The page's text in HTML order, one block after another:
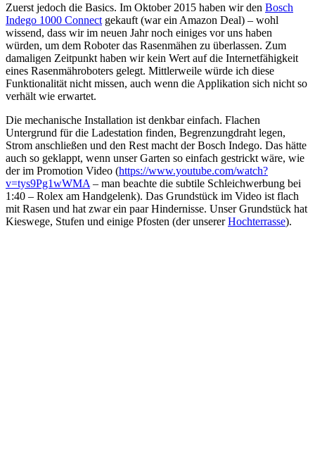
Zuerst jedoch die Basics. Im Oktober 2015 haben wir den Bosch
Indego 1000 Connect gekauft (war ein Amazon Deal) – wohl
wissend, dass wir im neuen Jahr noch einiges vor uns haben
würden, um dem Roboter das Rasenmähen zu überlassen. Zum
damaligen Zeitpunkt haben wir kein Wert auf die Internetfähigkeit
eines Rasenmähroboters gelegt. Mittlerweile würde ich diese
Funktionalität nicht missen, auch wenn die Applikation sich nicht so
verhält wie erwartet.
Die mechanische Installation ist denkbar einfach. Flachen
Untergrund für die Ladestation finden, Begrenzungdraht legen,
Strom anschließen und den Rest macht der Bosch Indego. Das hätte
auch so geklappt, wenn unser Garten so einfach gestrickt wäre, wie
der im Promotion Video (https://www.youtube.com/watch?
v=tys9Pg1wWMA – man beachte die subtile Schleichwerbung bei
1:40 – Rolex am Handgelenk). Das Grundstück im Video ist flach
mit Rasen und hat zwar ein paar Hindernisse. Unser Grundstück hat
Kieswege, Stufen und einige Pfosten (der unsererHochterrasse).